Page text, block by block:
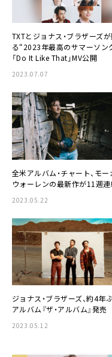
TXTとジョナス・ブラザーズ
る“2023年最高のサマーソン
「Do It Like That」MV公開
2023.07.07
全米アルバム・チャート、モー
ウォーレンの最新作が11週
2023.05.22
ジョナス・ブラザーズ、約4年
アルバム『ザ・アルバム』発売
2023.05.12